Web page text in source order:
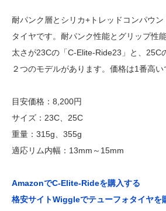
耐パンク層とシリカ+トレッドコンパウ
タイヤです。耐パンク性能とグリップ性
太さが23Cの「C-Elite-Ride23」と、25C
２つのモデルがあります。価格は1番高い
目安価格：8,200円
サイズ：23C、25C
重量：315g、355g
適応リム内幅：13mm～15mm
AmazonでC-Elite-Rideを購入する
格安サイトWiggleでテューフォタイヤを